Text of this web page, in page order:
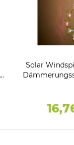
Solar